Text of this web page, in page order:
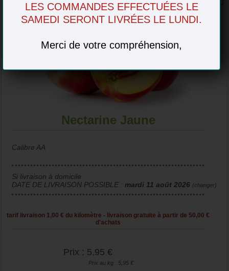
LES COMMANDES EFFECTUÉES LE
SAMEDI SERONT LIVRÉES LE LUNDI.
Merci de votre compréhension,
Nectarine Jaune
Calibre AA
Si livraison à domicile
DATE DE LIVRAISON POSSIBLE : mardi 11 août 2026 (changer)
tarif livraison 1,00 € du kilomètre - livraison gratuite à partir de 50,00 €
d'achats
Prix : 5,95 €
Prix au kg : 5,95 €